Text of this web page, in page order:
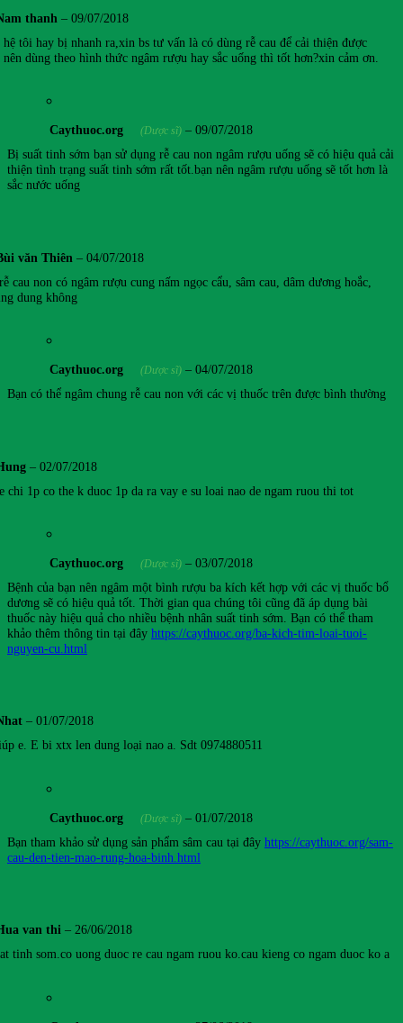
thanh – 09/07/2018
tôi hay bị nhanh ra,xin bs tư vấn là có dùng rễ cau để cải thiện được
dùng theo hình thức ngâm rượu hay sắc uống thì tốt hơn?xin cảm ơn.
Caythuoc.org (Dược sĩ) – 09/07/2018
Bị suất tinh sớm bạn sử dụng rễ cau non ngâm rượu uống sẽ có hiệu quả cải
thiện tình trạng suất tinh sớm rất tốt.bạn nên ngâm rượu uống sẽ tốt hơn là
sắc nước uống
văn Thiên – 04/07/2018
cau non có ngâm rượu cung nấm ngọc cẩu, sâm cau, dâm dương hoắc,
dung không
Caythuoc.org (Dược sĩ) – 04/07/2018
Bạn có thể ngâm chung rễ cau non với các vị thuốc trên được bình thường
– 02/07/2018
chi 1p co the k duoc 1p da ra vay e su loai nao de ngam ruou thi tot
Caythuoc.org (Dược sĩ) – 03/07/2018
Bệnh của bạn nên ngâm một bình rượu ba kích kết hợp với các vị thuốc bổ
dương sẽ có hiệu quả tốt. Thời gian qua chúng tôi cũng đã áp dụng bài
thuốc này hiệu quả cho nhiều bệnh nhân suất tinh sớm. Bạn có thể tham
khảo thêm thông tin tại đây https://caythuoc.org/ba-kich-tim-loai-tuoi-
nguyen-cu.html
– 01/07/2018
e. E bi xtx len dung loại nao a. Sdt 0974880511
Caythuoc.org (Dược sĩ) – 01/07/2018
Bạn tham khảo sử dụng sản phẩm sâm cau tại đây https://caythuoc.org/sam-
cau-den-tien-mao-rung-hoa-binh.html
van thi – 26/06/2018
tinh som.co uong duoc re cau ngam ruou ko.cau kieng co ngam duoc ko a